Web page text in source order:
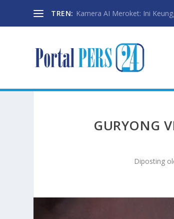
TREN: Kamera AI Meroket: Ini
GURYONG
Diposting